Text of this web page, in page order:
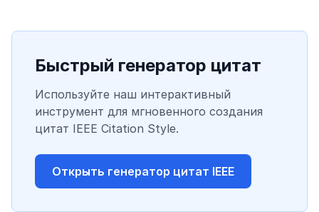
Быстрый генератор цитат
Используйте наш интерактивный
инструмент для мгновенного создания
цитат IEEE Citation Style.
Открыть генератор цитат IEEE